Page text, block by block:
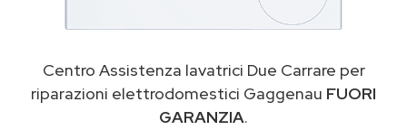
Centro Assistenza lavatrici Due Carrare per
riparazioni elettrodomestici Gaggenau FUORI
GARANZIA.